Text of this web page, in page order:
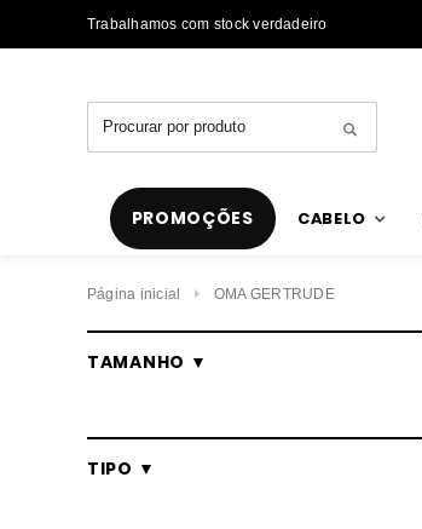
Trabalhamos com stock verdadeiro
PROMOÇÕES CABELO
Página inicial OMA GERTRUDE
TAMANHO ▼
TIPO ▼